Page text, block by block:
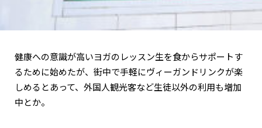
健康への意識が高いヨガのレッスン生を食からサポートす
るために始めたが、街中で手軽にヴィーガンドリンクが楽
しめるとあって、外国人観光客など生徒以外の利用も増加
中とか。